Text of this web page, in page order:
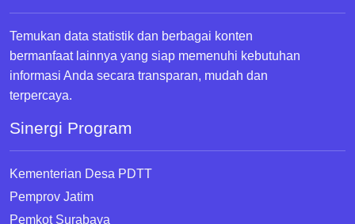
Temukan data statistik dan berbagai konten
bermanfaat lainnya yang siap memenuhi kebutuhan
informasi Anda secara transparan, mudah dan
terpercaya.
Sinergi Program
Kementerian Desa PDTT
Pemprov Jatim
Pemkot Surabaya